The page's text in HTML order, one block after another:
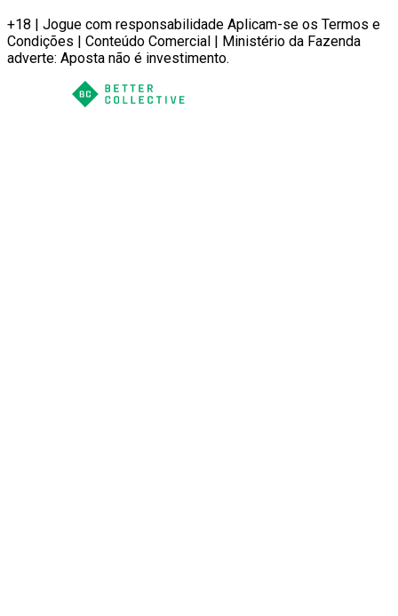
+18 | Jogue com responsabilidade Aplicam-se os Termos e
Condições | Conteúdo Comercial | Ministério da Fazenda
adverte: Aposta não é investimento.